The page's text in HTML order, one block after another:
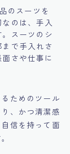
のスーツを
のは、手入
スーツのシ
で手入れさ
さや仕事に
ためのツール
、かつ清潔感
信を持って面